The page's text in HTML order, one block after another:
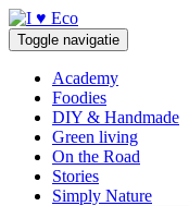
Doorgaan
naar
inhoud
Toggle navigatie
Academy
Foodies
DIY & Handmade
Green living
On the Road
Stories
Simply Nature